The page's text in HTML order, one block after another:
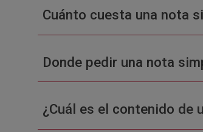
Cuánto cuesta una nota
Donde pedir una nota
¿Cuál es el contenido de